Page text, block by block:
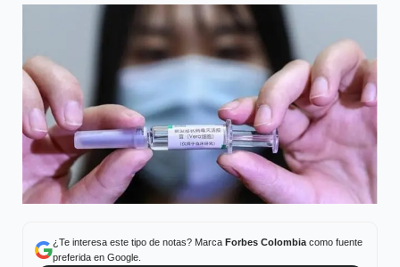
¿Te interesa este tipo de notas? Marca Forbes Colombiacomo fuente
preferida en Google.